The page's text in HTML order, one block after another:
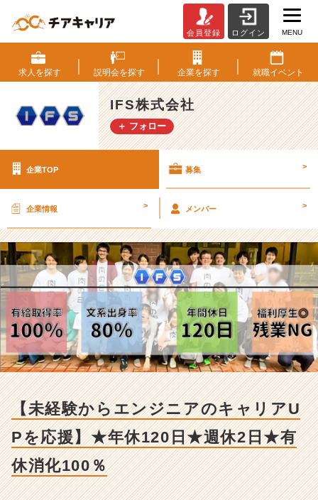
F
S
株
式
会
社
求
【未
経
験
か
ら
エ
ン
ジ
ニ
ア
ャ
ア
会員登録 ログイン MENU
求人を探す 説明会を探す 企業を探す 就職イベント
IFS株式会社
＋ フォロー
企業TOP 募集 >
企業情報 > メンバー >
【未経験からエンジニアのキャリアU
Pを応援】★年休120日★週休2日★有
休消化100％